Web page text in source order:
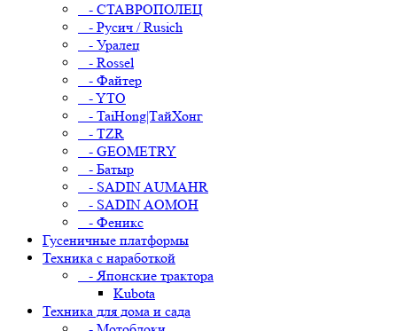
- СТАВРОПОЛЕЦ
- Русич / Rusich
- Уралец
- Rossel
- Файтер
- YTO
- TaiHong|ТайХонг
- TZR
- GEOMETRY
- Батыр
- SADIN AUMAHR
- SADIN AOMOH
- Феникс
Гусеничные платформы
Техника с наработкой
- Японские трактора
Kubota
Техника для дома и сада